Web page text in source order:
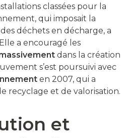
classées pour la
qui imposait la
déchets en décharge, a
a encouragé les
dans la création
s’est poursuivi avec
en 2007, qui a
recyclage et de valorisation.
et